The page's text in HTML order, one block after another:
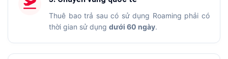
Thuê bao trả sau có sử dụng Roaming phải có
thời gian sử dụng dưới 60 ngày.